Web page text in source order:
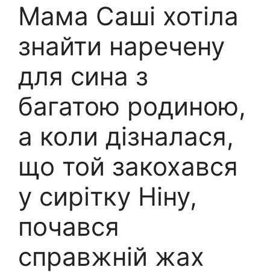
Мама Саші хотіла
знайти наречену
для сина з
багатою родиною,
а коли дізналася,
що той закохався
у сирітку Ніну,
почався
справжній жаx